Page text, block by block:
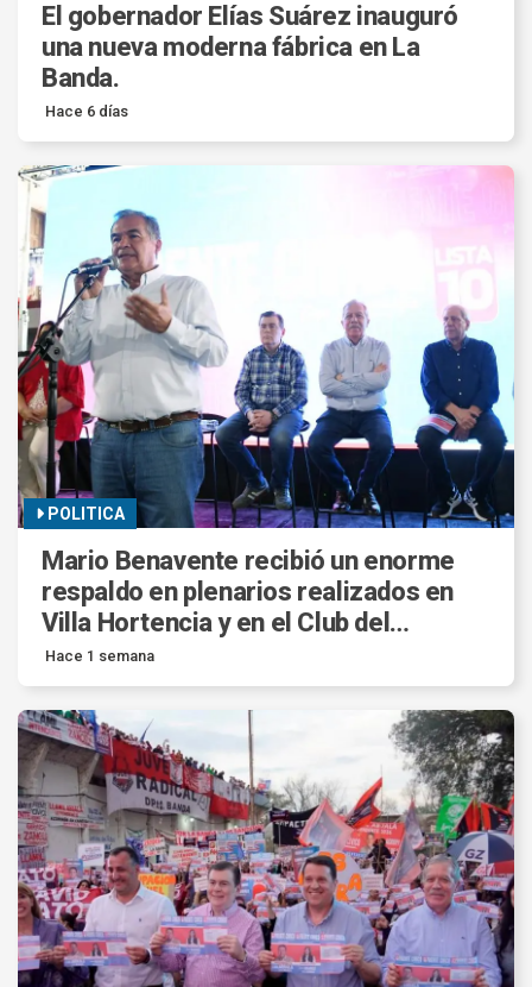
El gobernador Elías Suárez inauguró
una nueva moderna fábrica en La
Banda.
Hace 6 días
POLITICA
Mario Benavente recibió un enorme
respaldo en plenarios realizados en
Villa Hortencia y en el Club del
Maestro-
Hace 1 semana